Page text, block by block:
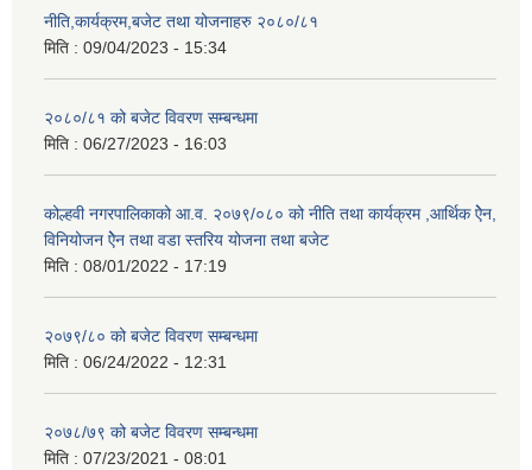
नीति,कार्यक्रम,बजेट तथा योजनाहरु २०८०/८१
मिति : 09/04/2023 - 15:34
२०८०/८१ को बजेट विवरण सम्बन्धमा
मिति : 06/27/2023 - 16:03
कोल्हवी नगरपालिकाको आ.व. २०७९/०८० को नीति तथा कार्यक्रम ,आर्थिक ऐेन,
विनियोजन ऐेन तथा वडा स्तरिय योजना तथा बजेट
मिति : 08/01/2022 - 17:19
२०७९/८० को बजेट विवरण सम्बन्धमा
मिति : 06/24/2022 - 12:31
२०७८/७९ को बजेट विवरण सम्बन्धमा
मिति : 07/23/2021 - 08:01